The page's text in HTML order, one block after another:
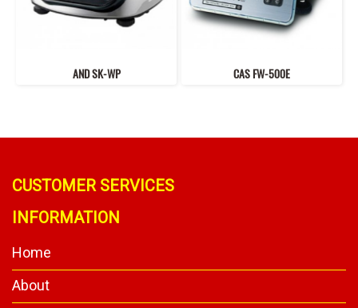
AND SK-WP CAS FW-500E
CUSTOMER SERVICES
INFORMATION
Home
About